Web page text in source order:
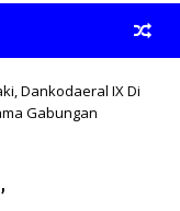
Dankodaeral IX Di
Gabungan